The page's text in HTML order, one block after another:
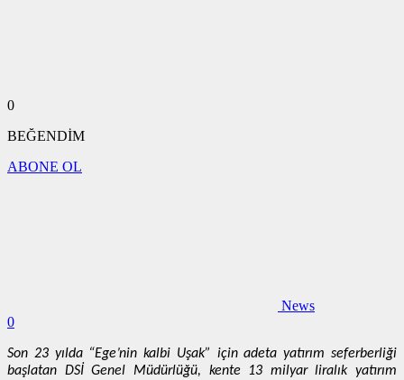
0
BEĞENDİM
ABONE OL
News
0
Son 23 yılda “Ege’nin kalbi Uşak” için adeta yatırım seferberliği
başlatan DSİ Genel Müdürlüğü, kente 13 milyar liralık yatırım